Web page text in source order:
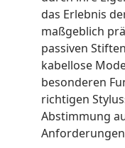
das Erlebnis
maßgeblich
passiven
kabellose
besonderen
richtigen
Abstimmung